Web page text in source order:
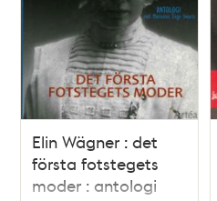
Elin Wägner : det
första fotstegets
moder : antologi